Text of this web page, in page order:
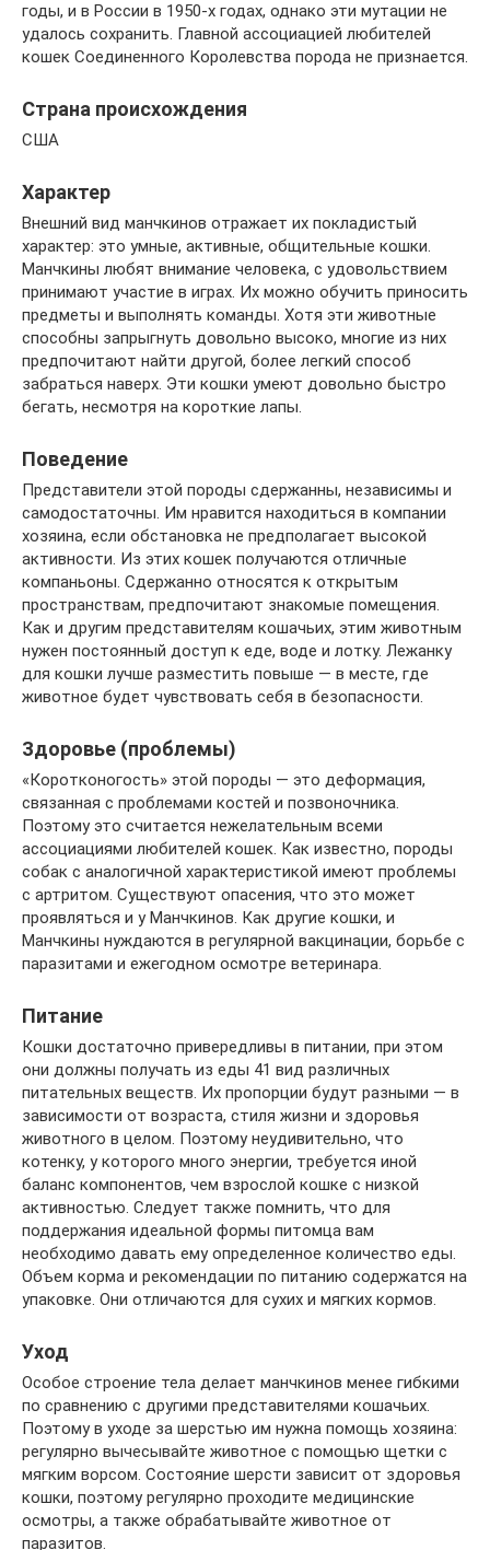
годы, и в России в 1950-х годах, однако эти мутации не
удалось сохранить. Главной ассоциацией любителей
кошек Соединенного Королевства порода не признается.
Страна происхождения
США
Характер
Внешний вид манчкинов отражает их покладистый
характер: это умные, активные, общительные кошки.
Манчкины любят внимание человека, с удовольствием
принимают участие в играх. Их можно обучить приносить
предметы и выполнять команды. Хотя эти животные
способны запрыгнуть довольно высоко, многие из них
предпочитают найти другой, более легкий способ
забраться наверх. Эти кошки умеют довольно быстро
бегать, несмотря на короткие лапы.
Поведение
Представители этой породы сдержанны, независимы и
самодостаточны. Им нравится находиться в компании
хозяина, если обстановка не предполагает высокой
активности. Из этих кошек получаются отличные
компаньоны. Сдержанно относятся к открытым
пространствам, предпочитают знакомые помещения.
Как и другим представителям кошачьих, этим животным
нужен постоянный доступ к еде, воде и лотку. Лежанку
для кошки лучше разместить повыше — в месте, где
животное будет чувствовать себя в безопасности.
Здоровье (проблемы)
«Коротконогость» этой породы — это деформация,
связанная с проблемами костей и позвоночника.
Поэтому это считается нежелательным всеми
ассоциациями любителей кошек. Как известно, породы
собак с аналогичной характеристикой имеют проблемы
с артритом. Существуют опасения, что это может
проявляться и у Манчкинов. Как другие кошки, и
Манчкины нуждаются в регулярной вакцинации, борьбе с
паразитами и ежегодном осмотре ветеринара.
Питание
Кошки достаточно привередливы в питании, при этом
они должны получать из еды 41 вид различных
питательных веществ. Их пропорции будут разными — в
зависимости от возраста, стиля жизни и здоровья
животного в целом. Поэтому неудивительно, что
котенку, у которого много энергии, требуется иной
баланс компонентов, чем взрослой кошке с низкой
активностью. Следует также помнить, что для
поддержания идеальной формы питомца вам
необходимо давать ему определенное количество еды.
Объем корма и рекомендации по питанию содержатся на
упаковке. Они отличаются для сухих и мягких кормов.
Уход
Особое строение тела делает манчкинов менее гибкими
по сравнению с другими представителями кошачьих.
Поэтому в уходе за шерстью им нужна помощь хозяина:
регулярно вычесывайте животное с помощью щетки с
мягким ворсом. Состояние шерсти зависит от здоровья
кошки, поэтому регулярно проходите медицинские
осмотры, а также обрабатывайте животное от
паразитов.